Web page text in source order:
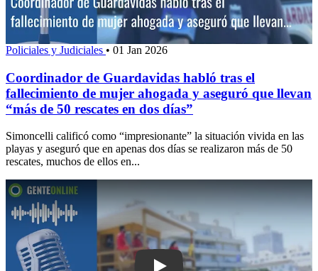
Policiales y Judiciales • 01 Jan 2026
Coordinador de Guardavidas habló tras el
fallecimiento de mujer ahogada y aseguró que llevan
“más de 50 rescates en dos días”
Simoncelli calificó como “impresionante” la situación vivida en las
playas y aseguró que en apenas dos días se realizaron más de 50
rescates, muchos de ellos en...